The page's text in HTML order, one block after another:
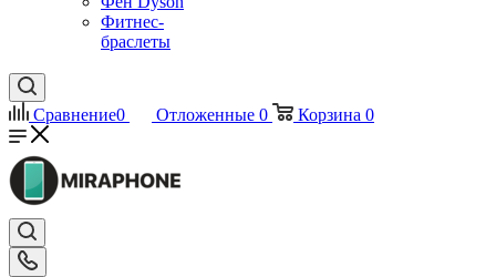
Фитнес-
браслеты
Сравнение0 Отложенные 0 Корзина 0